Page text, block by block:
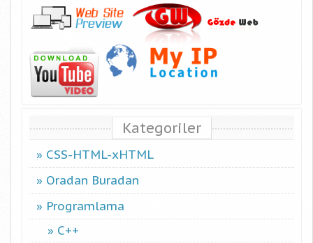
Kategoriler
CSS-HTML-xHTML
Oradan Buradan
Programlama
C++